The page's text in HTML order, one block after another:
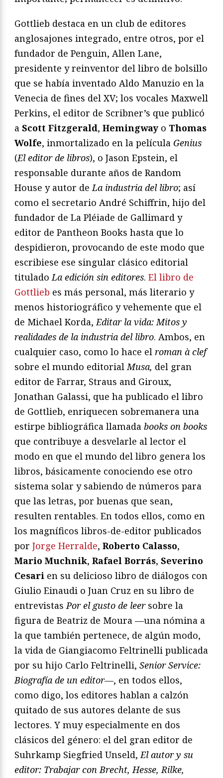
Gottlieb destaca en un club de editores
anglosajones integrado, entre otros, por el
fundador de Penguin, Allen Lane,
presidente y reinventor del libro de bolsillo
que se había inventado Aldo Manuzio en la
Venecia de fines del XV; los vocales Maxwell
Perkins, el editor de Scribner’s que publicó
a Scott Fitzgerald, Hemingway o Thomas
Wolfe, inmortalizado en la película Genius
(El editor de libros), o Jason Epstein, el
responsable durante años de Random
House y autor deLa industria del libro; así
como el secretario André Schiffrin, hijo del
fundador de La Pléiade de Gallimard y
editor de Pantheon Books hasta que lo
despidieron, provocando de este modo que
escribiese ese singular clásico editorial
tituladoLa edición sin editores. El libro de
Gottlieb es más personal, más literario y
menos historiográfico y vehemente que el
de Michael Korda,Editar la vida: Mitos y
realidades de la industria del libro. Ambos, en
cualquier caso, como lo hace el roman à clef
sobre el mundo editorialMusa, del gran
editor de Farrar, Straus and Giroux,
Jonathan Galassi, que ha publicado el libro
de Gottlieb, enriquecen sobremanera una
estirpe bibliográfica llamada books on books
que contribuye a desvelarle al lector el
modo en que el mundo del libro genera los
libros, básicamente conociendo ese otro
sistema solar y sabiendo de números para
que las letras, por buenas que sean,
resulten rentables. En todos ellos, como en
los magníficos libros-de-editor publicados
por Jorge Herralde, Roberto Calasso,
Mario Muchnik, Rafael Borrás, Severino
Cesari en su delicioso libro de diálogos con
Giulio Einaudi o Juan Cruz en su libro de
entrevistasPor el gusto de leersobre la
figura de Beatriz de Moura —una nómina a
la que también pertenece, de algún modo,
la vida de Giangiacomo Feltrinelli publicada
por su hijo Carlo Feltrinelli, Senior Service:
Biografía de un editor—, en todos ellos,
como digo, los editores hablan a calzón
quitado de sus autores delante de sus
lectores. Y muy especialmente en dos
clásicos del género: el del gran editor de
Suhrkamp Siegfried Unseld,El autor y su
editor: Trabajar con Brecht, Hesse, Rilke,